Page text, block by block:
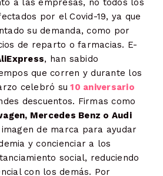
a las empresas, no todos los
por el Covid-19, ya que
su demanda, como por
de reparto o farmacias. E-
, han sabido
que corren y durante los
celebró su 10 aniversario
descuentos. Firmas como
Mercedes Benz o Audi
de marca para ayudar
y concienciar a los
social, reduciendo
con los demás. Por